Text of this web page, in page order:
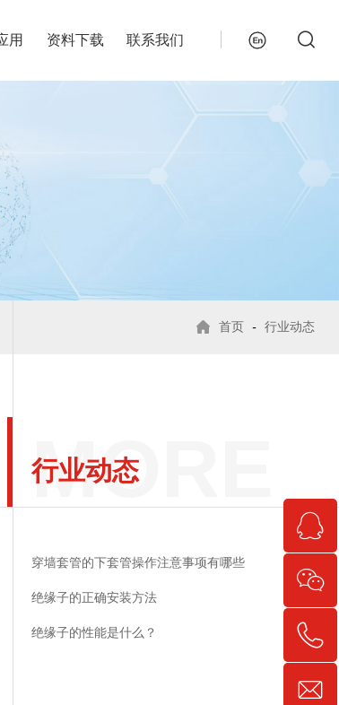
用 资料下载 联系我们
首页 - 行业动态
行业动态
穿墙套管的下套管操作注意事项有哪些
绝缘子的正确安装方法
绝缘子的性能是什么？